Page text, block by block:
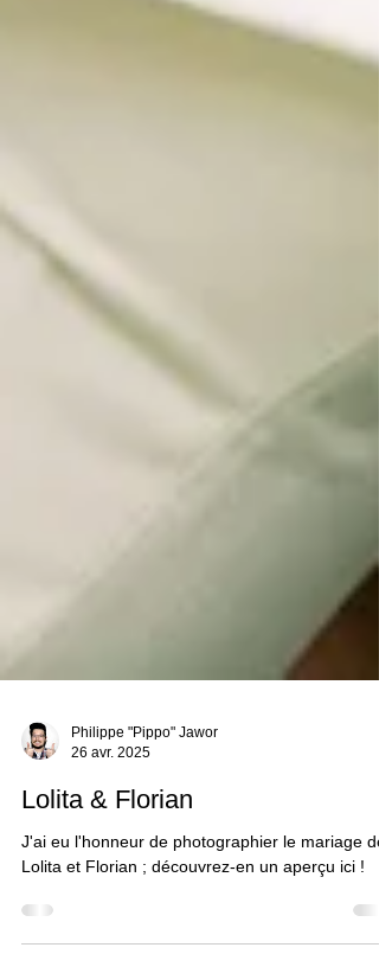
Philippe "Pippo" Jawor
Lolita & Florian
J'ai eu l'honneur de photographier le mariage de